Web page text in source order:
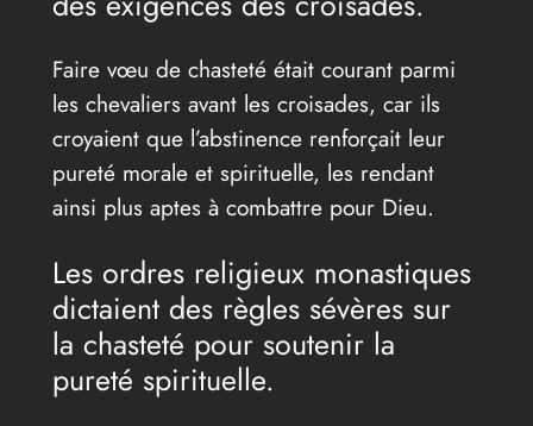
Faire vœu de chasteté était courant parmi
les chevaliers avant les croisades, car ils
croyaient que l’abstinence renforçait leur
pureté morale et spirituelle, les rendant
ainsi plus aptes à combattre pour Dieu.
Les ordres religieux monastiques
dictaient des règles sévères sur
la chasteté pour soutenir la
pureté spirituelle.